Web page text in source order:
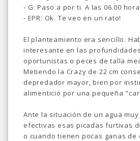
- G: Paso a por ti. A las 06.00
- EPR: Ok. Te veo en un rato!
El planteamiento era sencillo.
interesante en las
oportunistas o peces de talla
Metiendo la Crazy de 22 cm
depredador mayor, bien por
alimenticio por una pequeña
Ante la situación de un agua
efectivas esas picadas furtivas
o cuando tienen pocas ganas de